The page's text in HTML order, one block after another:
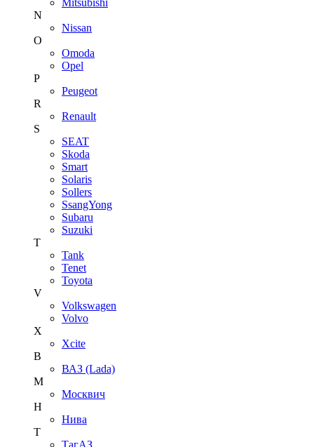
Mitsubishi
N
Nissan
O
Omoda
Opel
P
Peugeot
R
Renault
S
SEAT
Skoda
Smart
Solaris
Sollers
SsangYong
Subaru
Suzuki
T
Tank
Tenet
Toyota
V
Volkswagen
Volvo
X
Xcite
В
ВАЗ (Lada)
М
Москвич
Н
Нива
Т
ТагАЗ